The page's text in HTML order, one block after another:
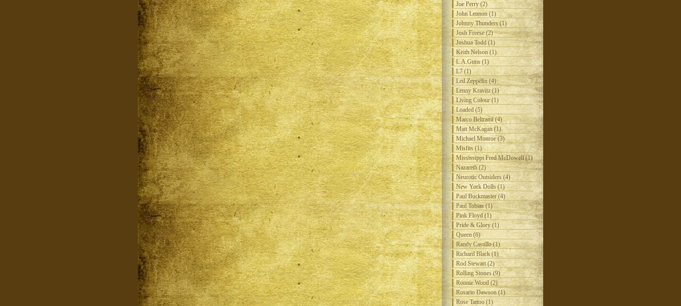
Joe Perry (2)
John Lennon (1)
Johnny Thunders (1)
Josh Freese (2)
Joshua Todd (1)
Keith Nelson (1)
L.A.Guns (1)
L7 (1)
Led Zeppelin (4)
Lenny Kravitz (1)
Living Colour (1)
Loaded (5)
Marco Beltrami (4)
Matt McKagan (1)
Michael Monroe (3)
Misfits (1)
Mississippi Fred McDowell (1)
Nazareth (2)
Neurotic Outsiders (4)
New York Dolls (1)
Paul Buckmaster (4)
Paul Tobias (1)
Pink Floyd (1)
Pride & Glory (1)
Queen (6)
Randy Castillo (1)
Richard Black (1)
Rod Stewart (2)
Rolling Stones (9)
Ronnie Wood (2)
Rosario Dawson (1)
Rose Tattoo (1)